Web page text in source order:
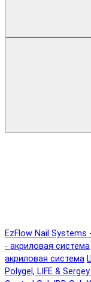
EzFlow Nail Systems
- акриловая система
акриловая система
Polygel, LIFE &